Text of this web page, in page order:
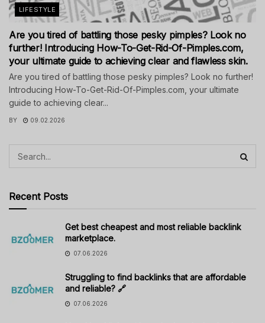
LIFESTYLE
Are you tired of battling those pesky pimples? Look no
further! Introducing How-To-Get-Rid-Of-Pimples.com,
your ultimate guide to achieving clear and flawless skin.
Are you tired of battling those pesky pimples? Look no further!
Introducing How-To-Get-Rid-Of-Pimples.com, your ultimate
guide to achieving clear...
BY 09.02.2026
Recent Posts
Get best cheapest and most reliable backlink
marketplace.
07.06.2026
Struggling to find backlinks that are affordable
and reliable? 🔗
07.06.2026